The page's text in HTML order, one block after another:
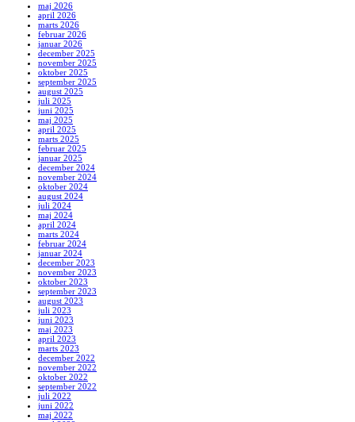
maj 2026
april 2026
marts 2026
februar 2026
januar 2026
december 2025
november 2025
oktober 2025
september 2025
august 2025
juli 2025
juni 2025
maj 2025
april 2025
marts 2025
februar 2025
januar 2025
december 2024
november 2024
oktober 2024
august 2024
juli 2024
maj 2024
april 2024
marts 2024
februar 2024
januar 2024
december 2023
november 2023
oktober 2023
september 2023
august 2023
juli 2023
juni 2023
maj 2023
april 2023
marts 2023
december 2022
november 2022
oktober 2022
september 2022
juli 2022
juni 2022
maj 2022